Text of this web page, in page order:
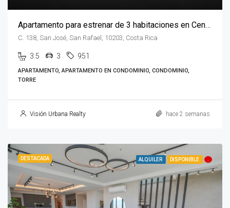
Apartamento para estrenar de 3 habitaciones en Central Park
C. 138, San José, San Rafael, 10203, Costa Rica
3.5 3 951
APARTAMENTO, APARTAMENTO EN CONDOMINIO, CONDOMINIO,
TORRE
Visión Urbana Realty hace 2 semanas
DESTACADA ALQUILER DISPONIBLE .